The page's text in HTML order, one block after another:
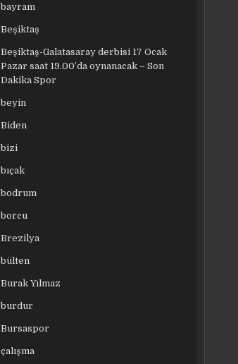
bayram
Beşiktaş
Beşiktaş-Galatasaray derbisi 17 Ocak
Pazar saat 19.00’da oynanacak – Son
Dakika Spor
beyin
Biden
bizi
bıçak
bodrum
borcu
Brezilya
bülten
Burak Yılmaz
burdur
Bursaspor
çalışma